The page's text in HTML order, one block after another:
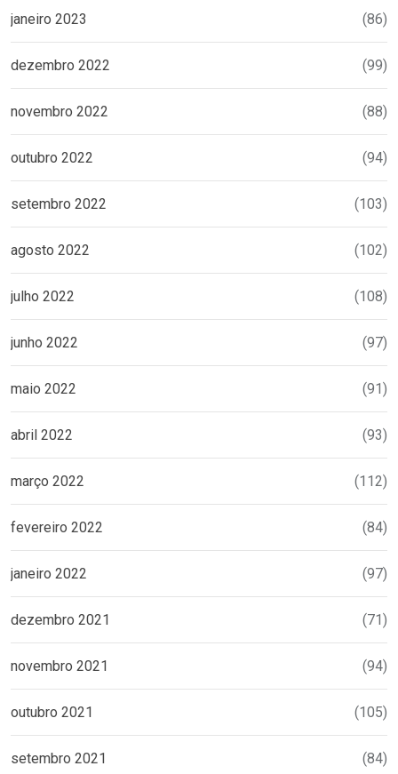
janeiro 2023 (86)
dezembro 2022 (99)
novembro 2022 (88)
outubro 2022 (94)
setembro 2022 (103)
agosto 2022 (102)
julho 2022 (108)
junho 2022 (97)
maio 2022 (91)
abril 2022 (93)
março 2022 (112)
fevereiro 2022 (84)
janeiro 2022 (97)
dezembro 2021 (71)
novembro 2021 (94)
outubro 2021 (105)
setembro 2021 (84)